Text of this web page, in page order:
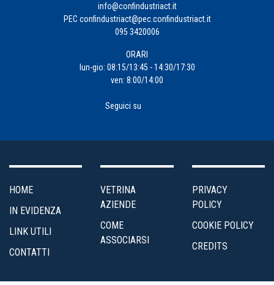
info@confindustriact.it
PEC confindustriact@pec.confindustriact.it
095 3420006
ORARI
lun-gio: 08:15/13:45 - 14:30/17:30
ven: 8:00/14:00
Seguici su
HOME
IN EVIDENZA
LINK UTILI
CONTATTI
VETRINA
AZIENDE
COME
ASSOCIARSI
PRIVACY
POLICY
COOKIE POLICY
CREDITS